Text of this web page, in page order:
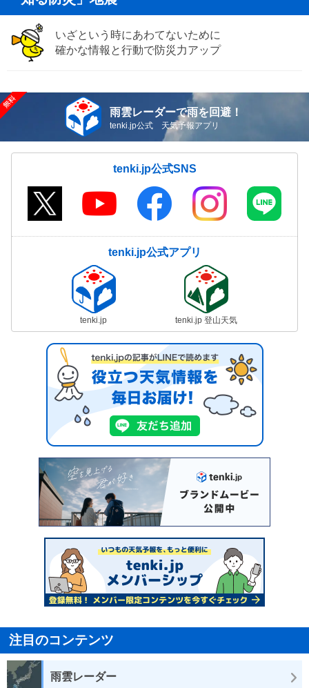
いざという時にあわてないために
確かな情報と行動で防災力アップ
雨雲レーダーで雨を回避！
tenki.jp公式 天気予報アプリ
tenki.jp公式SNS
tenki.jp公式アプリ
tenki.jp tenki.jp 登山天気
注目のコンテンツ
雨雲レーダー